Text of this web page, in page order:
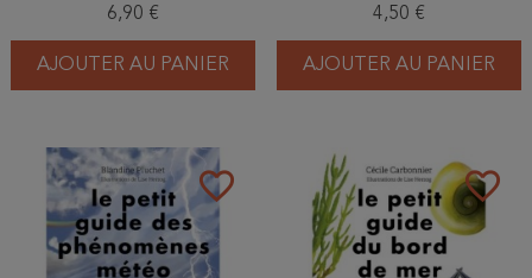
6,90 €
AJOUTER AU PANIER
4,50 €
AJOUTER AU PANIER
favorite_border favorite_border